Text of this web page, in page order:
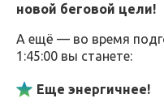
новой беговой цели!
А ещё — во время
1:45:00 вы станете:
Еще энергичнее!